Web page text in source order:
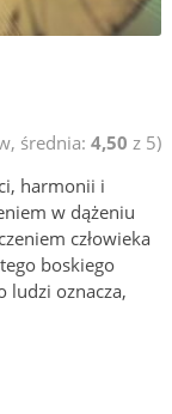
średnia: 4,50 z 5)
harmonii i
w dążeniu
człowieka
boskiego
ludzi oznacza,